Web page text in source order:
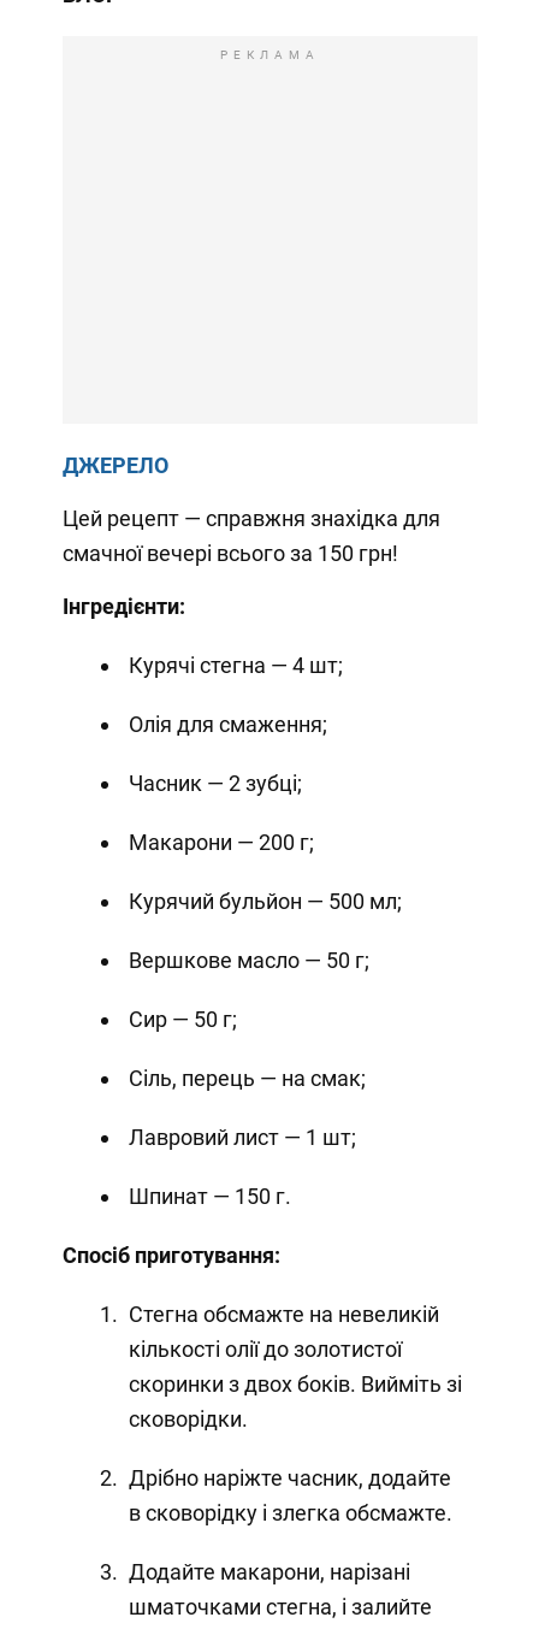
РЕКЛАМА
ДЖЕРЕЛО
Цей рецепт — справжня знахідка для
смачної вечері всього за 150 грн!
Інгредієнти:
Курячі стегна — 4 шт;
Олія для смаження;
Часник — 2 зубці;
Макарони — 200 г;
Курячий бульйон — 500 мл;
Вершкове масло — 50 г;
Сир — 50 г;
Сіль, перець — на смак;
Лавровий лист — 1 шт;
Шпинат — 150 г.
Спосіб приготування:
Стегна обсмажте на невеликій
кількості олії до золотистої
скоринки з двох боків. Вийміть зі
сковорідки.
Дрібно наріжте часник, додайте
в сковорідку і злегка обсмажте.
Додайте макарони, нарізані
шматочками стегна, і залийте